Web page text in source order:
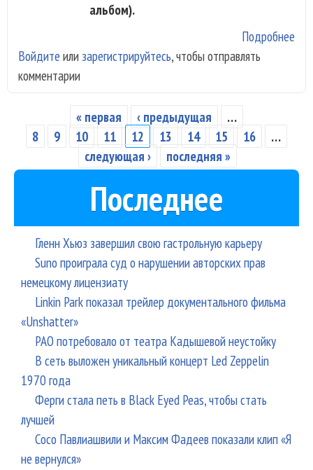
альбом).
Подробнее
Войдите или зарегистрируйтесь, чтобы отправлять
комментарии
Страницы
« первая ‹ предыдущая
…
8
9 10 11 12 13 14 15 16
…
следующая ›
последняя »
Последнее
Гленн Хьюз завершил свою гастрольную карьеру
Suno проиграла суд о нарушении авторских прав
немецкому лицензиату
Linkin Park показал трейлер документального фильма
«Unshatter»
РАО потребовало от театра Кадышевой неустойку
В сеть выложен уникальный концерт Led Zeppelin
1970 года
Ферги стала петь в Black Eyed Peas, чтобы стать
лучшей
Сосо Павлиашвили и Максим Фадеев показали клип «Я
не вернулся»